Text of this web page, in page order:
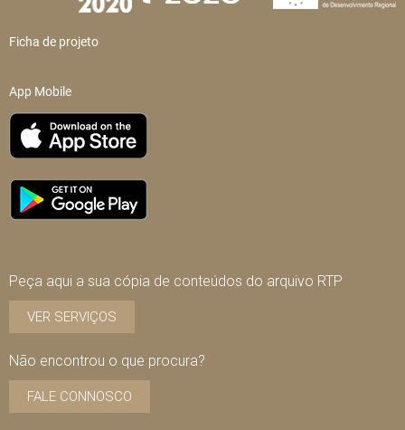
Ficha de projeto
App Mobile
Peça aqui a sua cópia de conteúdos do arquivo RTP
VER SERVIÇOS
Não encontrou o que procura?
FALE CONNOSCO